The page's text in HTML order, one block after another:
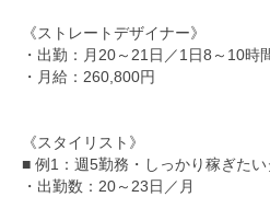
《ストレートデザイナー》
・出勤：月20～21日／1日8～10時
・月給：260,800円
《スタイリスト》
■ 例1：週5勤務・しっかり稼ぎた
・出勤数：20～23日／月